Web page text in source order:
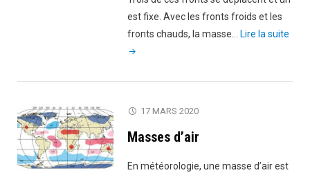
est fixe. Avec les fronts froids et les
fronts chauds, la masse…
Lire la suite
17 MARS 2020
Masses d’air
En météorologie, une masse d’air est